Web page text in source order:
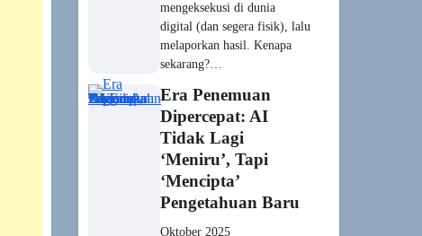
membuka jalan skrining
kandidat superkonduktor,
material baterai, hingga
katalis…
Krisis Identitas
Hollywood: Aktris
AI Tilly Norwood &
Senjata Deepfake
Rasis
Aktris baru pendatang—
cantik, aksen British,